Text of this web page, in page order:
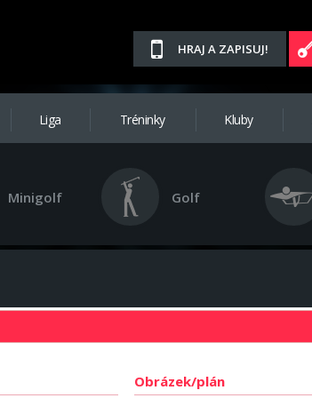
HRAJ A ZAPISUJ!
Liga Tréninky Kluby
Minigolf Golf
Obrázek/plán